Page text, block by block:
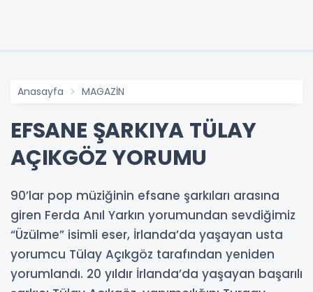
Anasayfa MAGAZİN
EFSANE ŞARKIYA TÜLAY
AÇIKGÖZ YORUMU
90’lar pop müziğinin efsane şarkıları arasına
giren Ferda Anıl Yarkın yorumundan sevdiğimiz
“Üzülme” isimli eser, İrlanda’da yaşayan usta
yorumcu Tülay Açıkgöz tarafından yeniden
yorumlandı. 20 yıldır İrlanda’da yaşayan başarılı